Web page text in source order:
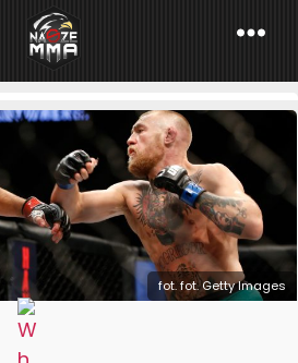
NaszeMMA
»Świat»UFC»„Nie jestem dzi*ką, jak
zdań McGregora i Diaza
fot. fot. Getty Images